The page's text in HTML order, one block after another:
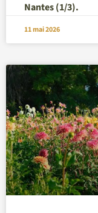
Nantes (1/3).
11 mai 2026